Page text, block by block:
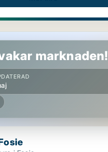
marknaden!